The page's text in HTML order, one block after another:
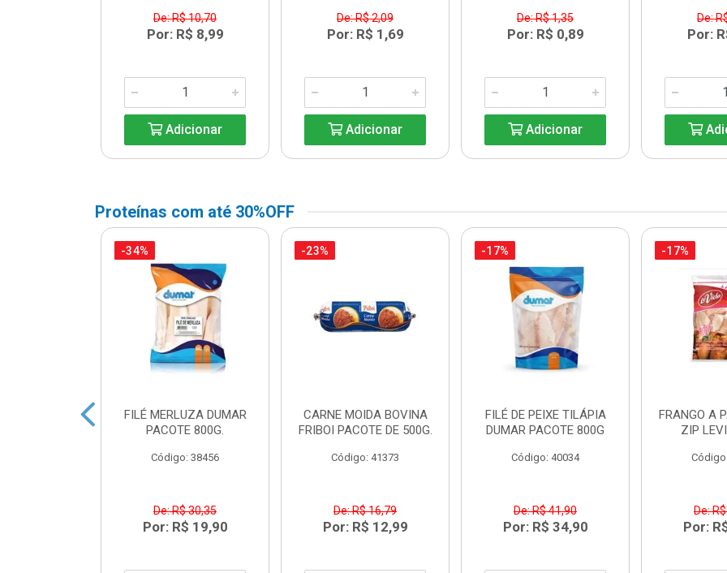
De: R$ 10,70
Por: R$ 8,99
Adicionar
De: R$ 2,09
Por: R$ 1,69
Adicionar
De: R$ 1,35
Por: R$ 0,89
Adicionar
De:
Por:
Proteínas com até 30%OFF
-34%
FILÉ MERLUZA DUMAR
PACOTE 800G.
Código: 38456
De: R$ 30,35
Por: R$ 19,90
-23%
CARNE MOIDA BOVINA
FRIBOI PACOTE DE 500G.
Código: 41373
De: R$ 16,79
Por: R$ 12,99
-17%
FILÉ DE PEIXE TILÁPIA
DUMAR PACOTE 800G
Código: 40034
De: R$ 41,90
Por: R$ 34,90
-17%
FRANGO A
ZIP
De:
Por: